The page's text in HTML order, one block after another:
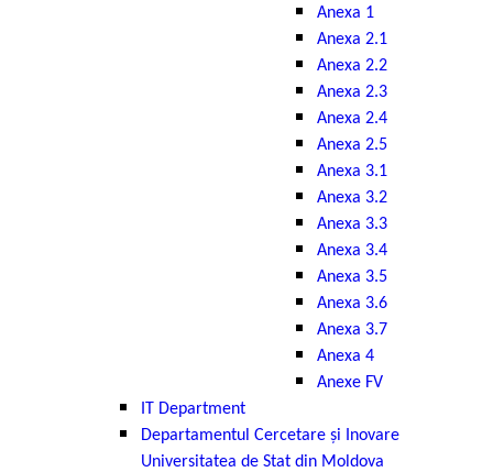
Anexa 1
Anexa 2.1
Anexa 2.2
Anexa 2.3
Anexa 2.4
Anexa 2.5
Anexa 3.1
Anexa 3.2
Anexa 3.3
Anexa 3.4
Anexa 3.5
Anexa 3.6
Anexa 3.7
Anexa 4
Anexe FV
IT Department
Departamentul Cercetare și Inovare
Universitatea de Stat din Moldova